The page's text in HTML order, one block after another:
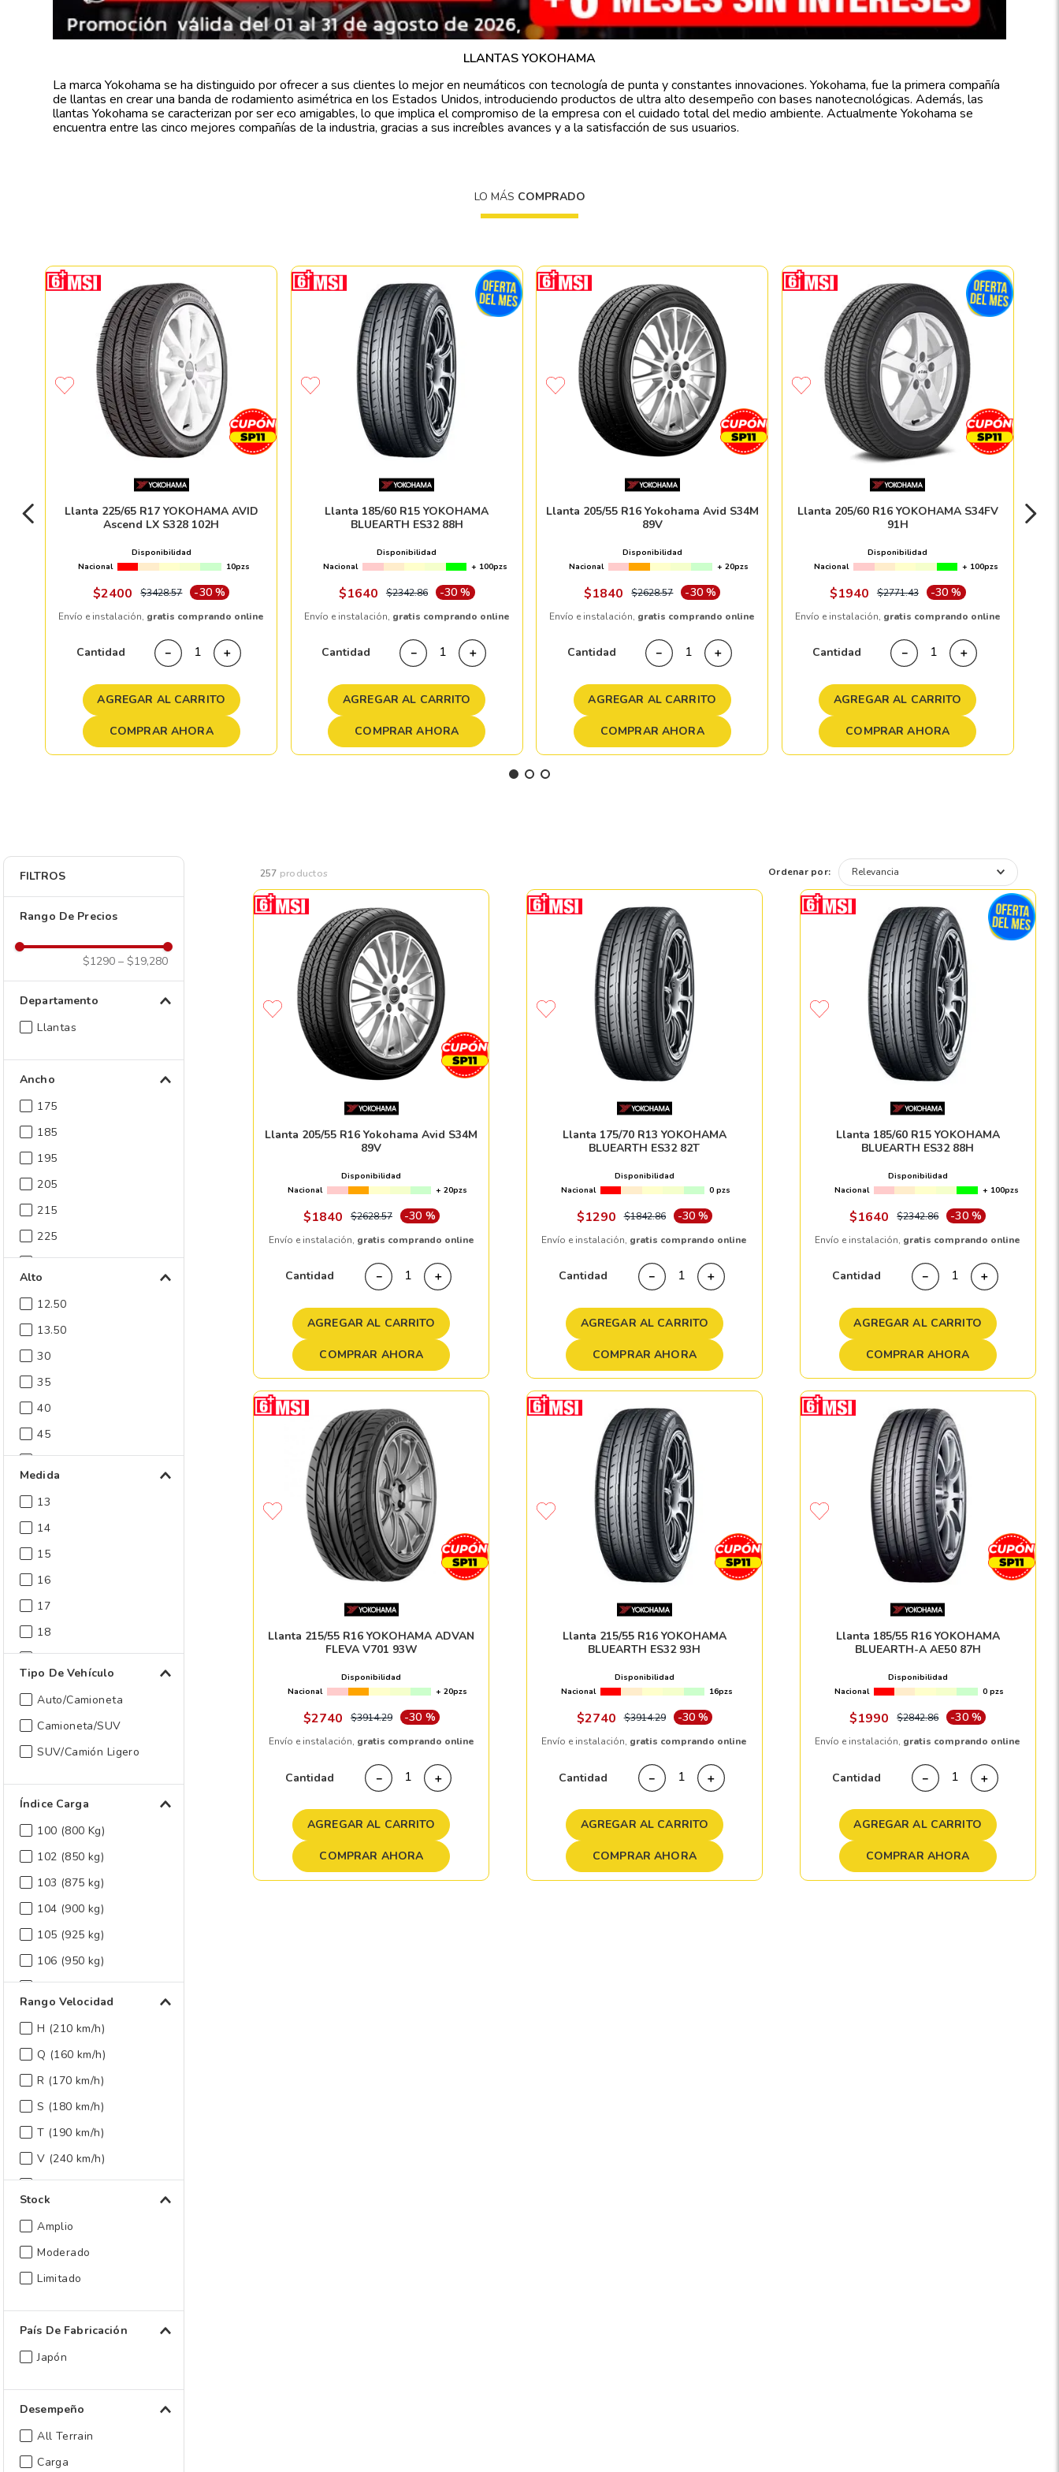
LLANTAS YOKOHAMA
La marca Yokohama se ha distinguido por ofrecer a sus clientes lo mejor en neumáticos con tecnología de punta y constantes innovaciones. Yokohama, fue la primera compañía
de llantas en crear una banda de rodamiento asimétrica en los Estados Unidos, introduciendo productos de ultra alto desempeño con bases nanotecnológicas. Además, las
llantas Yokohama se caracterizan por ser eco amigables, lo que implica el compromiso de la empresa con el cuidado total del medio ambiente. Actualmente Yokohama se
encuentra entre las cinco mejores compañías de la industria, gracias a sus increíbles avances y a la satisfacción de sus usuarios.
LO MÁS COMPRADO
Llanta 225/65 R17 YOKOHAMA AVID
Ascend LX S328 102H
Disponibilidad
Nacional
10pzs
$2400 $3428.57 -30 %
Envío e instalación, gratis comprando online
Cantidad ＋
－
AGREGAR AL CARRITO
COMPRAR AHORA
Llanta 185/60 R15 YOKOHAMA
BLUEARTH ES32 88H
Disponibilidad
Nacional
+ 100pzs
$1640 $2342.86 -30 %
Envío e instalación, gratis comprando online
Cantidad ＋
－
AGREGAR AL CARRITO
COMPRAR AHORA
Llanta 205/55 R16 Yokohama Avid S34M
89V
Disponibilidad
Nacional
+ 20pzs
$1840 $2628.57 -30 %
Envío e instalación, gratis comprando online
Cantidad ＋
－
AGREGAR AL CARRITO
COMPRAR AHORA
Llanta 205/60 R16 YOKOHAMA S34FV
91H
Disponibilidad
Nacional
+ 100pzs
$1940 $2771.43 -30 %
Envío e instalación, gratis comprando online
Cantidad ＋
－
AGREGAR AL CARRITO
COMPRAR AHORA
FILTROS
Departamento
Llantas
Alto
12.50
13.50
30
35
40
45
50
Mostrar 2 más
Ancho
175
185
195
205
215
225
235
Mostrar 8 más
Desempeño
All Terrain
Carga
Índice Carga
100 (800 Kg)
102 (850 kg)
103 (875 kg)
104 (900 kg)
105 (925 kg)
106 (950 kg)
107 (975 kg)
109 (1030 kg)
110 (1060 kg)
Mostrar 39 más
Medida
13
14
15
16
17
18
19
País De Fabricación
Japón
Rango Velocidad
H (210 km/h)
Q (160 km/h)
R (170 km/h)
S (180 km/h)
T (190 km/h)
V (240 km/h)
W (270 km/h)
Stock
Amplio
Moderado
Limitado
Tipo De Vehículo
Auto/Camioneta
Camioneta/SUV
SUV/Camión Ligero
Rango De Precios
$1290 – $19,280
257 productos Ordenar por: Relevancia
Llanta 205/55 R16 Yokohama Avid S34M
89V
Disponibilidad
Nacional
+ 20pzs
$1840 $2628.57 -30 %
Envío e instalación, gratis comprando online
Cantidad ＋
－
AGREGAR AL CARRITO
COMPRAR AHORA
Llanta 175/70 R13 YOKOHAMA
BLUEARTH ES32 82T
Disponibilidad
Nacional
0 pzs
$1290 $1842.86 -30 %
Envío e instalación, gratis comprando online
Cantidad ＋
－
AGREGAR AL CARRITO
COMPRAR AHORA
Llanta 185/60 R15 YOKOHAMA
BLUEARTH ES32 88H
Disponibilidad
Nacional
+ 100pzs
$1640 $2342.86 -30 %
Envío e instalación, gratis comprando online
Cantidad ＋
－
AGREGAR AL CARRITO
COMPRAR AHORA
Llanta 215/55 R16 YOKOHAMA ADVAN
FLEVA V701 93W
Disponibilidad
Nacional
+ 20pzs
$2740 $3914.29 -30 %
Envío e instalación, gratis comprando online
Cantidad ＋
－
AGREGAR AL CARRITO
COMPRAR AHORA
Llanta 215/55 R16 YOKOHAMA
BLUEARTH ES32 93H
Disponibilidad
Nacional
16pzs
$2740 $3914.29 -30 %
Envío e instalación, gratis comprando online
Cantidad ＋
－
AGREGAR AL CARRITO
COMPRAR AHORA
Llanta 185/55 R16 YOKOHAMA
BLUEARTH-A AE50 87H
Disponibilidad
Nacional
0 pzs
$1990 $2842.86 -30 %
Envío e instalación, gratis comprando online
Cantidad ＋
－
AGREGAR AL CARRITO
COMPRAR AHORA
10.175